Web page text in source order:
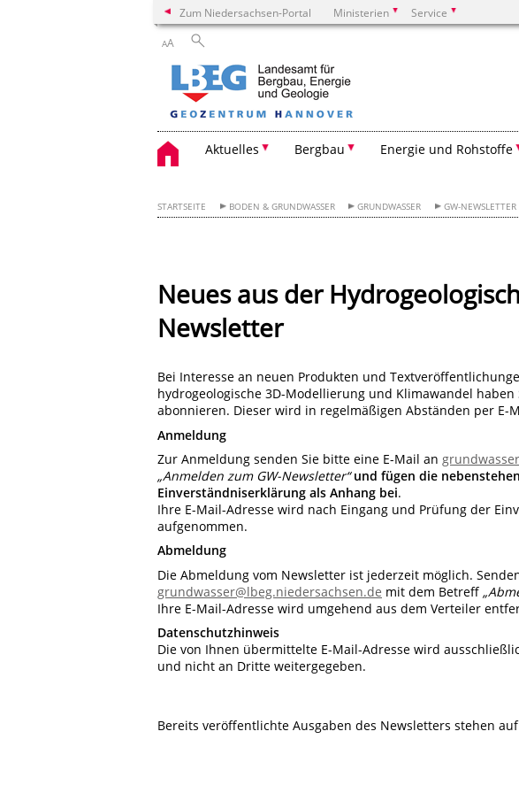
Zum Niedersachsen-Portal Ministerien Service
AA
Aktuelles Bergbau Energie und Rohstoffe
STARTSEITE BODEN & GRUNDWASSER GRUNDWASSER GW-NEWSLETTER
Neues aus der
Newsletter
Bei Interesse an neuen Produkten und
hydrogeologische 3D-Modellierung und Klimawandel
abonnieren. Dieser wird in regelmäßigen Abständen per E-
Anmeldung
Zur Anmeldung senden Sie bitte eine E-Mail an
„Anmelden zum GW-Newsletter“ und fügen die
Einverständniserklärung als Anhang bei.
Ihre E-Mail-Adresse wird nach Eingang und Prüfung der
aufgenommen.
Abmeldung
Die Abmeldung vom Newsletter ist jederzeit möglich.
grundwasser@lbeg.niedersachsen.de mit dem Betreff
Ihre E-Mail-Adresse wird umgehend aus dem Verteiler
Datenschutzhinweis
Die von Ihnen übermittelte E-Mail-Adresse wird
und nicht an Dritte weitergegeben.
Bereits veröffentlichte Ausgaben des Newsletters stehen